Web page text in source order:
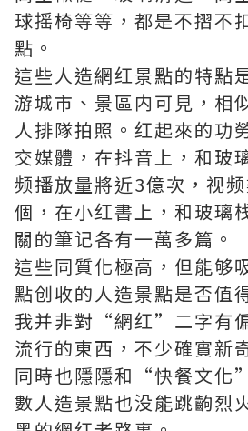
球摇椅等等，都是不摺不
點。
這些人造網红景點的特點
游城市、景區内可見，相
人排隊拍照。红起來的功
交媒體，在抖音上，和玻
频播放量將近3億次，视
個，在小红書上，和玻璃
關的筆记各有一萬多篇。
這些同質化極高，但能够
點创收的人造景點是否值
我并非對“網红”二字有
流行的東西，不少確實新
同時也隱隱和“快餐文化
數人造景點也没能跳齣烈